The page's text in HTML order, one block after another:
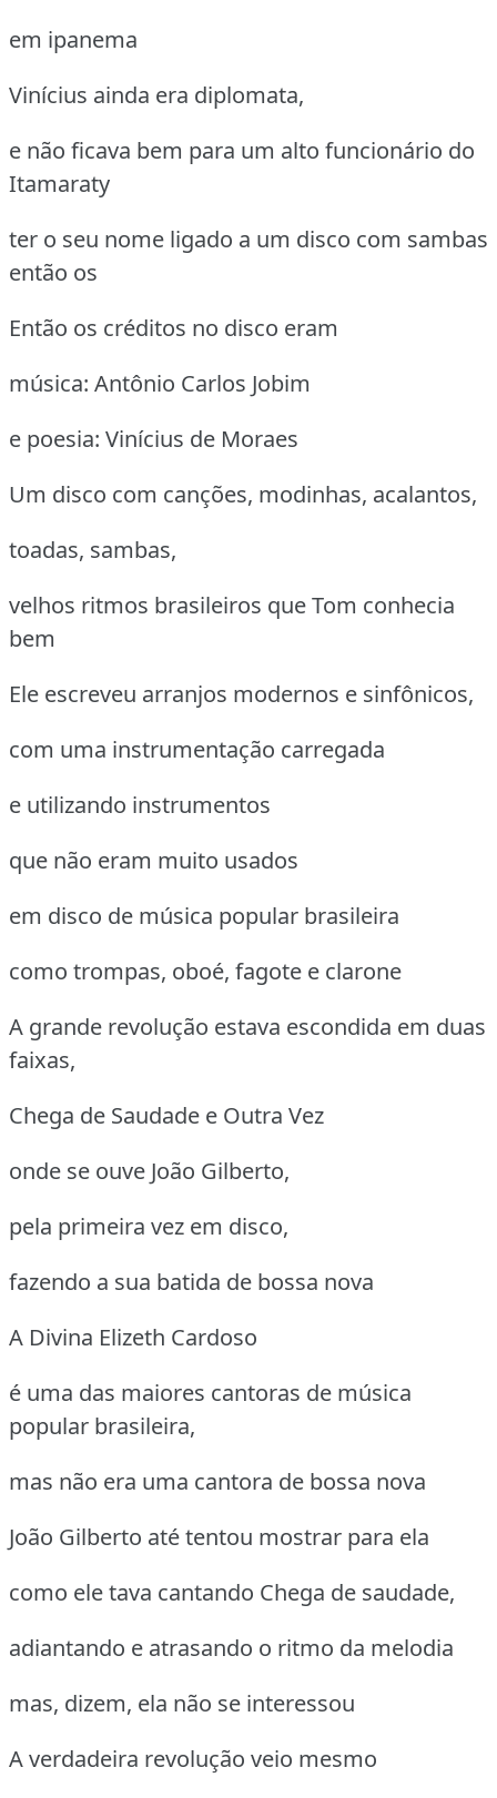
em ipanema
Vinícius ainda era diplomata,
e não ficava bem para um alto funcionário do
Itamaraty
ter o seu nome ligado a um disco com sambas
então os
Então os créditos no disco eram
música: Antônio Carlos Jobim
e poesia: Vinícius de Moraes
Um disco com canções, modinhas, acalantos,
toadas, sambas,
velhos ritmos brasileiros que Tom conhecia
bem
Ele escreveu arranjos modernos e sinfônicos,
com uma instrumentação carregada
e utilizando instrumentos
que não eram muito usados
em disco de música popular brasileira
como trompas, oboé, fagote e clarone
A grande revolução estava escondida em duas
faixas,
Chega de Saudade e Outra Vez
onde se ouve João Gilberto,
pela primeira vez em disco,
fazendo a sua batida de bossa nova
A Divina Elizeth Cardoso
é uma das maiores cantoras de música
popular brasileira,
mas não era uma cantora de bossa nova
João Gilberto até tentou mostrar para ela
como ele tava cantando Chega de saudade,
adiantando e atrasando o ritmo da melodia
mas, dizem, ela não se interessou
A verdadeira revolução veio mesmo